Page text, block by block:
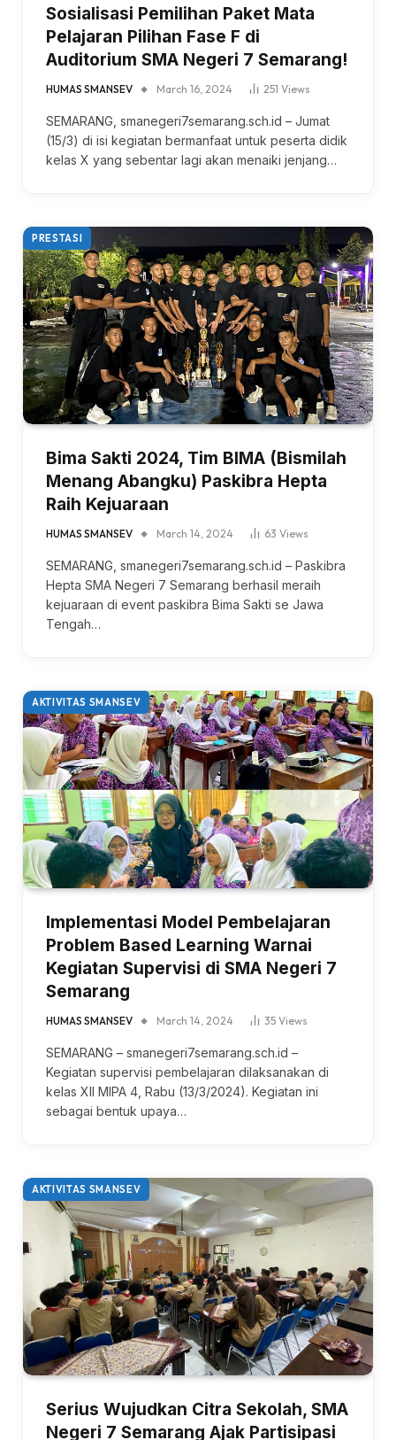
Sosialisasi Pemilihan Paket Mata
Pelajaran Pilihan Fase F di
Auditorium SMA Negeri 7 Semarang!
HUMAS SMANSEV March 16, 2024 251 Views
SEMARANG, smanegeri7semarang.sch.id – Jumat
(15/3) di isi kegiatan bermanfaat untuk peserta didik
kelas X yang sebentar lagi akan menaiki jenjang…
PRESTASI
Bima Sakti 2024, Tim BIMA (Bismilah
Menang Abangku) Paskibra Hepta
Raih Kejuaraan
HUMAS SMANSEV March 14, 2024 63 Views
SEMARANG, smanegeri7semarang.sch.id – Paskibra
Hepta SMA Negeri 7 Semarang berhasil meraih
kejuaraan di event paskibra Bima Sakti se Jawa
Tengah…
AKTIVITAS SMANSEV
Implementasi Model Pembelajaran
Problem Based Learning Warnai
Kegiatan Supervisi di SMA Negeri 7
Semarang
HUMAS SMANSEV March 14, 2024 35 Views
SEMARANG – smanegeri7semarang.sch.id –
Kegiatan supervisi pembelajaran dilaksanakan di
kelas XII MIPA 4, Rabu (13/3/2024). Kegiatan ini
sebagai bentuk upaya…
AKTIVITAS SMANSEV
Serius Wujudkan Citra Sekolah, SMA
Negeri 7 Semarang Ajak Partisipasi